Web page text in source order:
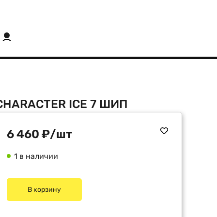
ICE 7 ШИП
6 460₽/шт
1 в наличии
В корзину